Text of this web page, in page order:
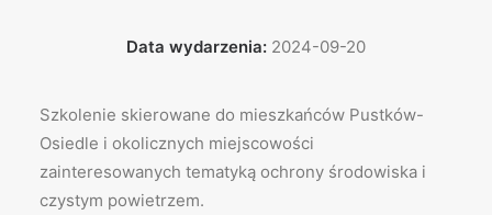
Data wydarzenia: 2024-09-20
Szkolenie skierowane do mieszkańców Pustków-
Osiedle i okolicznych miejscowości
zainteresowanych tematyką ochrony środowiska i
czystym powietrzem.